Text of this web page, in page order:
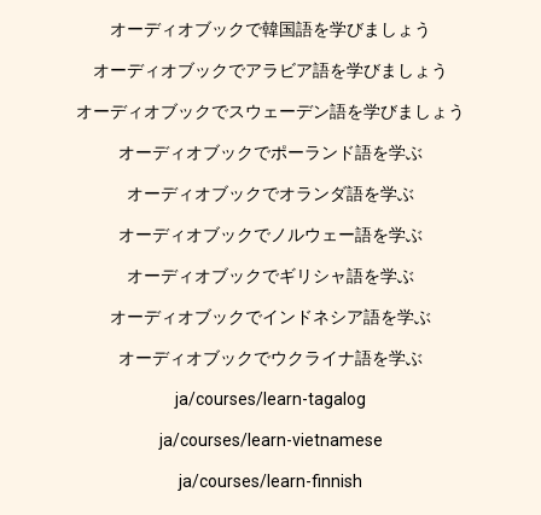
オーディオブックで韓国語を学びましょう
オーディオブックでアラビア語を学びましょう
オーディオブックでスウェーデン語を学びましょう
オーディオブックでポーランド語を学ぶ
オーディオブックでオランダ語を学ぶ
オーディオブックでノルウェー語を学ぶ
オーディオブックでギリシャ語を学ぶ
オーディオブックでインドネシア語を学ぶ
オーディオブックでウクライナ語を学ぶ
ja/courses/learn-tagalog
ja/courses/learn-vietnamese
ja/courses/learn-finnish